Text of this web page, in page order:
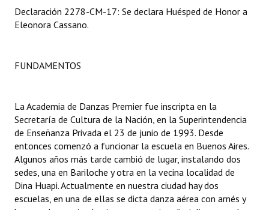
Dictámenes Asesoría Letrada
Actas de Sesión
Actas de Audiencias Públicas
NORMATIVA
Comunicaciones
Declaraciones
Declaración 2278-CM-17: Se declara Huésped de Honor a
Eleonora Cassano.
FUNDAMENTOS
La Academia de Danzas Premier fue inscripta en la
Secretaría de Cultura de la Nación, en la Superintendencia
de Enseñanza Privada el 23 de junio de 1993. Desde
entonces comenzó a funcionar la escuela en Buenos Aires.
Algunos años más tarde cambió de lugar, instalando dos
sedes, una en Bariloche y otra en la vecina localidad de
Dina Huapi. Actualmente en nuestra ciudad hay dos
escuelas, en una de ellas se dicta danza aérea con arnés y